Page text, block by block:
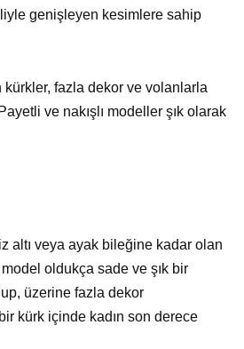
genişleyen kesimlere sahip
fazla dekor ve volanlarla
ve nakışlı modeller şık olarak
altı veya ayak bileğine kadar olan
oldukça sade ve şık bir
üzerine fazla dekor
kürk içinde kadın son derece